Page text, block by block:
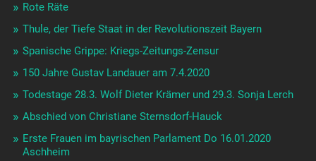
Rote Räte
Thule, der Tiefe Staat in der Revolutionszeit Bayern
Spanische Grippe: Kriegs-Zeitungs-Zensur
150 Jahre Gustav Landauer am 7.4.2020
Todestage 28.3. Wolf Dieter Krämer und 29.3. Sonja Lerch
Abschied von Christiane Sternsdorf-Hauck
Erste Frauen im bayrischen Parlament Do 16.01.2020
Aschheim